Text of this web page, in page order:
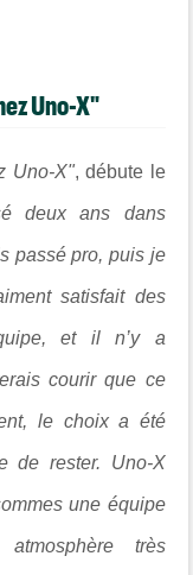
Uno-X"
Uno-X", débute le
deux ans dans
passé pro, puis je
satisfait des
et il n’y a
courir que ce
le choix a été
de rester. Uno-X
une équipe
très